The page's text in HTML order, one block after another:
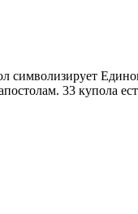
символизирует
33 купола